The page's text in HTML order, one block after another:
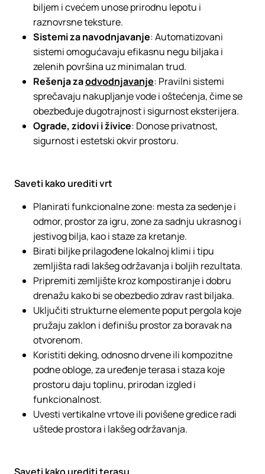
biljem i cvećem unose prirodnu lepotu i
raznovrsne teksture.
Sistemi za navodnjavanje: Automatizovani
sistemi omogućavaju efikasnu negu biljaka i
zelenih površina uz minimalan trud.
Rešenja zaodvodnjavanje: Pravilni sistemi
sprečavaju nakupljanje vode i oštećenja, čime se
obezbeđuje dugotrajnost i sigurnost eksterijera.
Ograde, zidovi i živice: Donose privatnost,
sigurnost i estetski okvir prostoru.
Saveti kako urediti vrt
Planirati funkcionalne zone: mesta za sedenje i
odmor, prostor za igru, zone za sadnju ukrasnog i
jestivog bilja, kao i staze za kretanje.
Birati biljke prilagođene lokalnoj klimi i tipu
zemljišta radi lakšeg održavanja i boljih rezultata.
Pripremiti zemljište kroz kompostiranje i dobru
drenažu kako bi se obezbedio zdrav rast biljaka.
Uključiti strukturne elemente poput pergola koje
pružaju zaklon i definišu prostor za boravak na
otvorenom.
Koristiti deking, odnosno drvene ili kompozitne
podne obloge, za uređenje terasa i staza koje
prostoru daju toplinu, prirodan izgled i
funkcionalnost.
Uvesti vertikalne vrtove ili povišene gredice radi
uštede prostora i lakšeg održavanja.